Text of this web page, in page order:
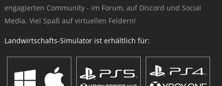
engagierten Community - im Forum, auf Discord und Social
Media. Viel Spaß auf virtuellen Feldern!
Landwirtschafts-Simulator ist erhältlich für: